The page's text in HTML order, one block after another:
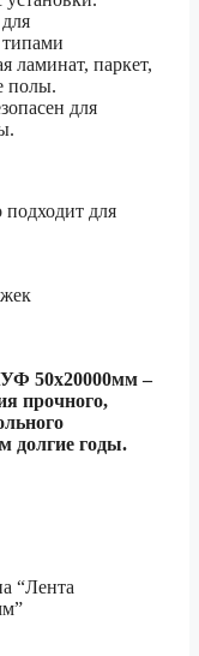
ламинат, паркет,
полы.
для
для
50х20000мм –
прочного,
долгие годы.
“Лента